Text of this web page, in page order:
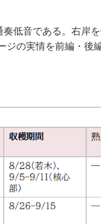
低音である。右岸
ジの実情を前編・後